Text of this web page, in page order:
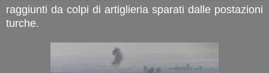
raggiunti da colpi di artiglieria sparati dalle postazioni
turche.